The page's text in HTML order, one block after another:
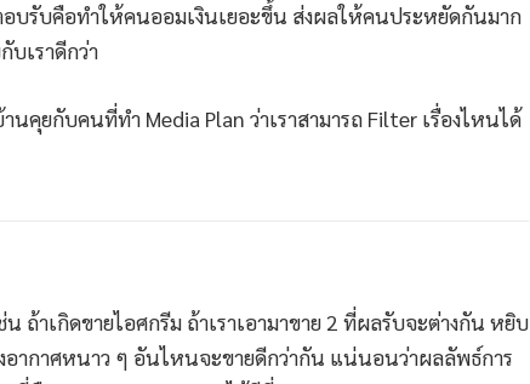
อบรับคือทำให้คนออมเงินเยอะขึ้น ส่งผลให้คนประหยัดกันมาก
เราดีกว่า
คุยกับคนที่ทำ Media Plan ว่าเราสามารถ Filter เรื่องไหนได้
ถ้าเกิดขายไอศกรีม ถ้าเราเอามาขาย 2 ที่ผลรับจะต่างกัน หยิบ
อากาศหนาว ๆ อันไหนจะขายดีกว่ากัน แน่นอนว่าผลลัพธ์การ